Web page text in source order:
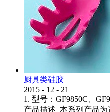
厨具类硅胶
2015 - 12 - 21
1. 型号：GF9850C、
产品描述 本系列产品为